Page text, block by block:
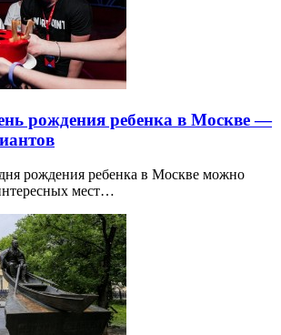
рождения ребенка в Москве —
рождения ребенка в Москве можно
мест…